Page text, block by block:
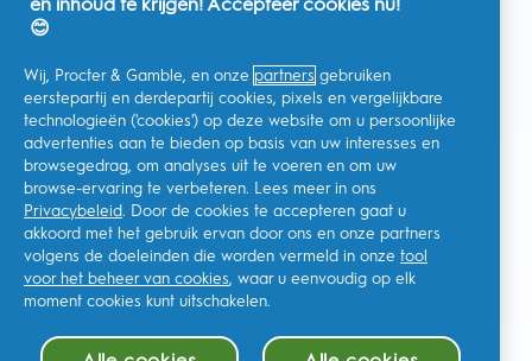
Ik geef toestemming voor het ontvangen van
gepersonaliseerde communicatie met betrekking tot
aanbiedingen, nieuws en andere promotionele initiatieven van
Oral-B en andere P&G-merkenvia e-mail en online kanalen. Ik
kan me op elk momentafmelden.
Procter & Gamble, als verwerkingsverantwoordelijke, zal uw
persoonlijke gegevens verwerken zodat u zich bij deze site kunt
registreren en de interactie kunt aangaan met de aangeboden
diensten en zodat P&G u, afhankelijk van uw toestemming,
relevante commerciële berichten kan sturen, waaronder
gepersonaliseerde advertenties in online media. Ontdek hier
Voor meer informatie over de verwerking van uw gegevens en
😊
Wij, Procter & Gamble, en onze partners gebruiken
eerstepartij en derdepartij cookies, pixels en vergelijkbare
technologieën ('cookies') op deze website om u persoonlijke
advertenties aan te bieden op basis van uw interesses en
browsegedrag, om analyses uit te voeren en om uw
browse-ervaring te verbeteren. Lees meer in ons
Privacybeleid. Door de cookies te accepteren gaat u
akkoord met het gebruik ervan door ons en onze partners
volgens de doeleinden die worden vermeld in onze tool
voor het beheer van cookies, waar u eenvoudig op elk
moment cookies kunt uitschakelen.